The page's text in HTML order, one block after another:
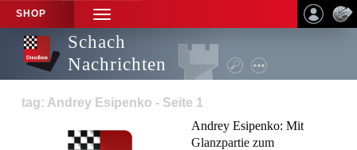
SHOP
TOGGLE
NAVIGATION
Schach
Nachrichten
tag: Andrey Esipenko - Seite 1
Andrey Esipenko: Mit
Glanzpartie zum